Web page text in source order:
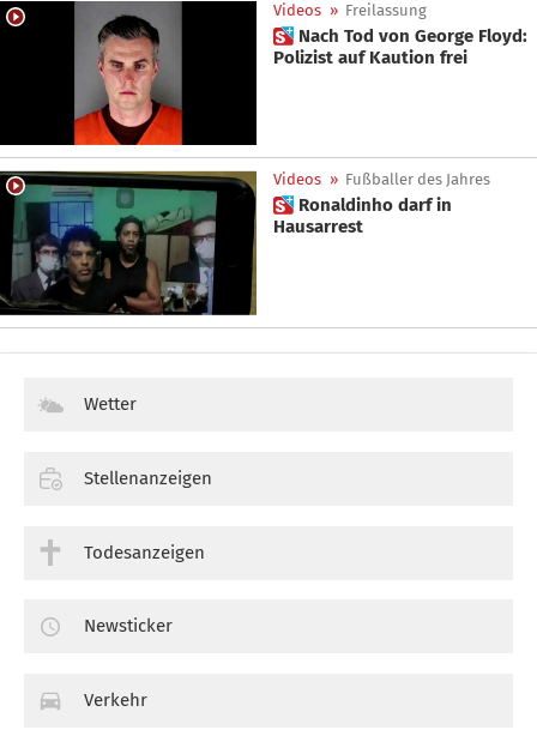
Videos » Freilassung
 Nach Tod von George Floyd:
Polizist auf Kaution frei
Videos » Fußballer des Jahres
 Ronaldinho darf in
Hausarrest
Wetter
Stellenanzeigen
Todesanzeigen
Newsticker
Verkehr